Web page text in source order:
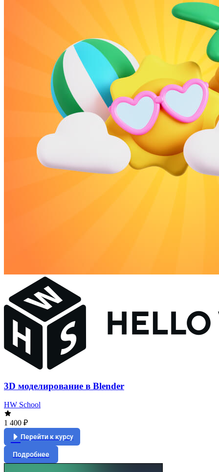
3D моделирование в Blender
HW School
1 400 ₽
Перейти к курсу
Подробнее